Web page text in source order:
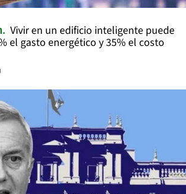
Vivir en un edificio inteligente puede
el gasto energético y 35% el costo